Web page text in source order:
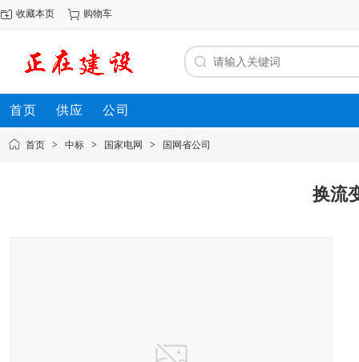
收藏本页 购物车
首页 供应 公司
首页 > 中标 > 国家电网 > 国网省公司
换流